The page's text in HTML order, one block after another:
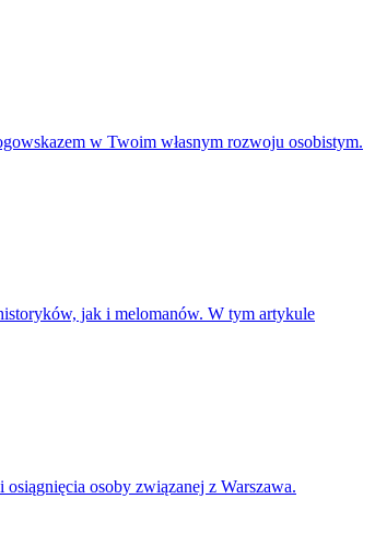
w Twoim własnym rozwoju osobistym.
jak i melomanów. W tym artykule
osoby związanej z Warszawa.